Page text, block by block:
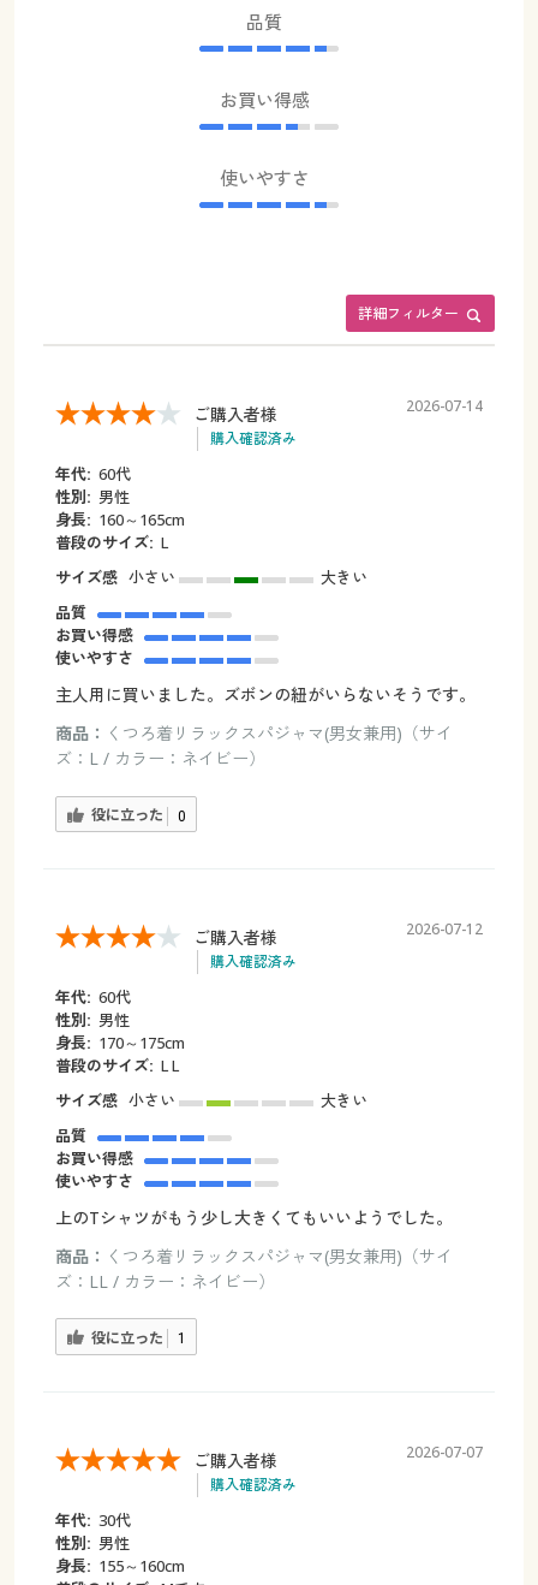
品質
お買い得感
使いやすさ
詳細フィルター
ご購入者様
購入確認済み
2026-07-14
年代: 60代
性別: 男性
身長: 160～165cm
普段のサイズ: L
サイズ感 小さい
大きい
品質
お買い得感
使いやすさ
主人用に買いました。ズボンの紐がいらないそうです。
商品： くつろ着リラックスパジャマ(男女兼用)（サイ
ズ：L / カラー：ネイビー）
役に立った 0
ご購入者様
購入確認済み
2026-07-12
年代: 60代
性別: 男性
身長: 170～175cm
普段のサイズ: L L
サイズ感 小さい
大きい
品質
お買い得感
使いやすさ
上のTシャツがもう少し大きくてもいいようでした。
商品： くつろ着リラックスパジャマ(男女兼用)（サイ
ズ：LL / カラー：ネイビー）
役に立った 1
ご購入者様
購入確認済み
2026-07-07
年代: 30代
性別: 男性
身長: 155～160cm